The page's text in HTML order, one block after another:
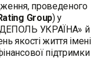
проведеного
Group) у
УКРАЇНА» й
якості життя імені
підтримки